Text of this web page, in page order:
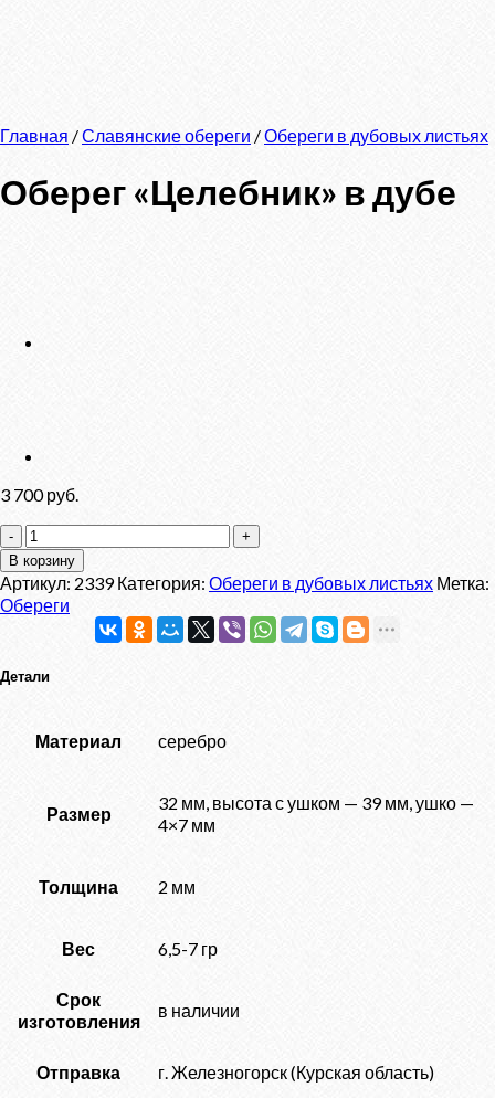
Главная /Славянские обереги /Обереги в дубовых листьях
Оберег «Целебник» в дубе
3 700руб.
Количество
товара
Оберег
"Целебник"
в
В корзину
Артикул: 2339 Категория: Обереги в дубовых листьях Метка:
Обереги
Детали
Материал серебро
Размер
32 мм, высота с ушком — 39 мм, ушко —
4×7 мм
Толщина 2 мм
Вес 6,5-7 гр
Срок
изготовления
в наличии
Отправка г. Железногорск (Курская область)